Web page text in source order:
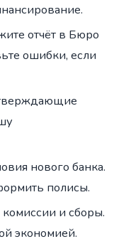
отчёт в Бюро
ошибки, если
нового банка.
полисы.
и сборы.
экономией.